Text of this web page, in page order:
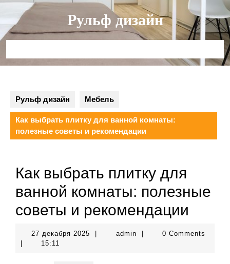
Перейти
содержимому
Рульф дизайн
Рульф дизайн Мебель
Как выбрать плитку для ванной комнаты:
полезные советы и рекомендации
Как выбрать плитку для
ванной комнаты: полезные
советы и рекомендации
27 декабря 2025 27
adminadmin
0 Comments
15:11